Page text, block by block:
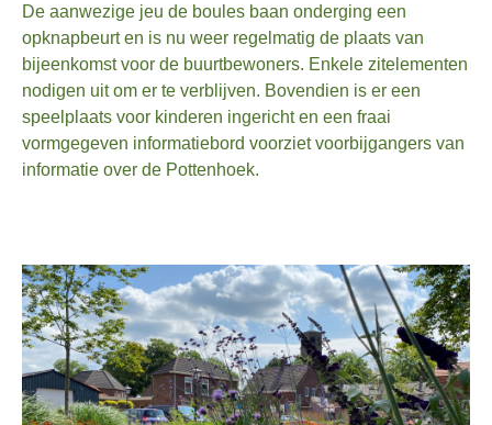
De aanwezige jeu de boules baan onderging een
opknapbeurt en is nu weer regelmatig de plaats van
bijeenkomst voor de buurtbewoners. Enkele zitelementen
nodigen uit om er te verblijven. Bovendien is er een
speelplaats voor kinderen ingericht en een fraai
vormgegeven informatiebord voorziet voorbijgangers van
informatie over de Pottenhoek.